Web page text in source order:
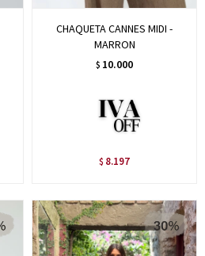
CHAQUETA CANNES MIDI -
MARRON
$ 10.000
$ 8.197